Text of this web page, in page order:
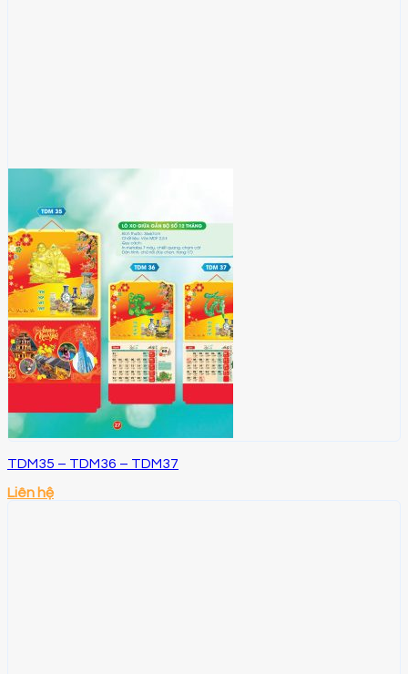
TDM35 – TDM36 – TDM37
Liên hệ